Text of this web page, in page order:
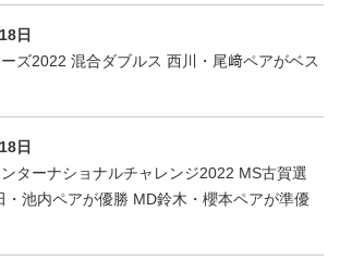
日
ズ2022 混合ダブルス 西川・尾﨑ペアがベス
日
ンターナショナルチャレンジ2022 MS古賀選
・池内ペアが優勝 MD鈴木・櫻本ペアが準優